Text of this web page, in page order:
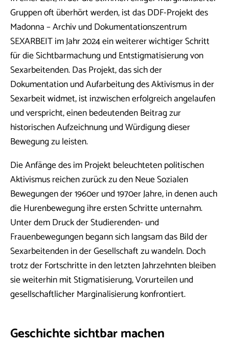
Gruppen oft überhört werden, ist das DDF-Projekt des
Madonna – Archiv und Dokumentationszentrum
SEXARBEIT im Jahr 2024 ein weiterer wichtiger Schritt
für die Sichtbarmachung und Entstigmatisierung von
Sexarbeitenden. Das Projekt, das sich der
Dokumentation und Aufarbeitung des Aktivismus in der
Sexarbeit widmet, ist inzwischen erfolgreich angelaufen
und verspricht, einen bedeutenden Beitrag zur
historischen Aufzeichnung und Würdigung dieser
Bewegung zu leisten.
Die Anfänge des im Projekt beleuchteten politischen
Aktivismus reichen zurück zu den Neue Sozialen
Bewegungen der 1960er und 1970er Jahre, in denen auch
die Hurenbewegung ihre ersten Schritte unternahm.
Unter dem Druck der Studierenden- und
Frauenbewegungen begann sich langsam das Bild der
Sexarbeitenden in der Gesellschaft zu wandeln. Doch
trotz der Fortschritte in den letzten Jahrzehnten bleiben
sie weiterhin mit Stigmatisierung, Vorurteilen und
gesellschaftlicher Marginalisierung konfrontiert.
Geschichte sichtbar machen